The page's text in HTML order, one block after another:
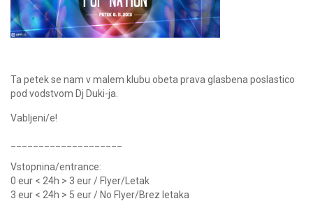
Ta petek se nam v malem klubu obeta prava glasbena poslastico
pod vodstvom Dj Duki-ja.
Vabljeni/e!
Vstopnina/entrance:
0 eur < 24h > 3 eur / Flyer/Letak
3 eur < 24h > 5 eur / No Flyer/Brez letaka